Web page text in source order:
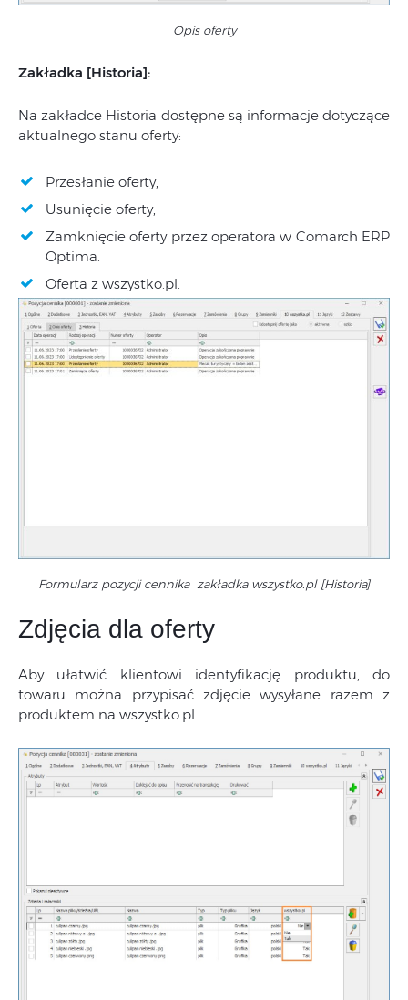
Opis oferty
Zakładka [Historia]:
Na zakładce Historia dostępne są informacje dotyczące
aktualnego stanu oferty:
Przesłanie oferty,
Usunięcie oferty,
Zamknięcie oferty przez operatora w Comarch ERP
Optima.
Oferta z wszystko.pl.
Formularz pozycji cennika zakładka wszystko.pl [Historia]
Zdjęcia dla oferty
Aby ułatwić klientowi identyfikację produktu, do
towaru można przypisać zdjęcie wysyłane razem z
produktem na wszystko.pl.